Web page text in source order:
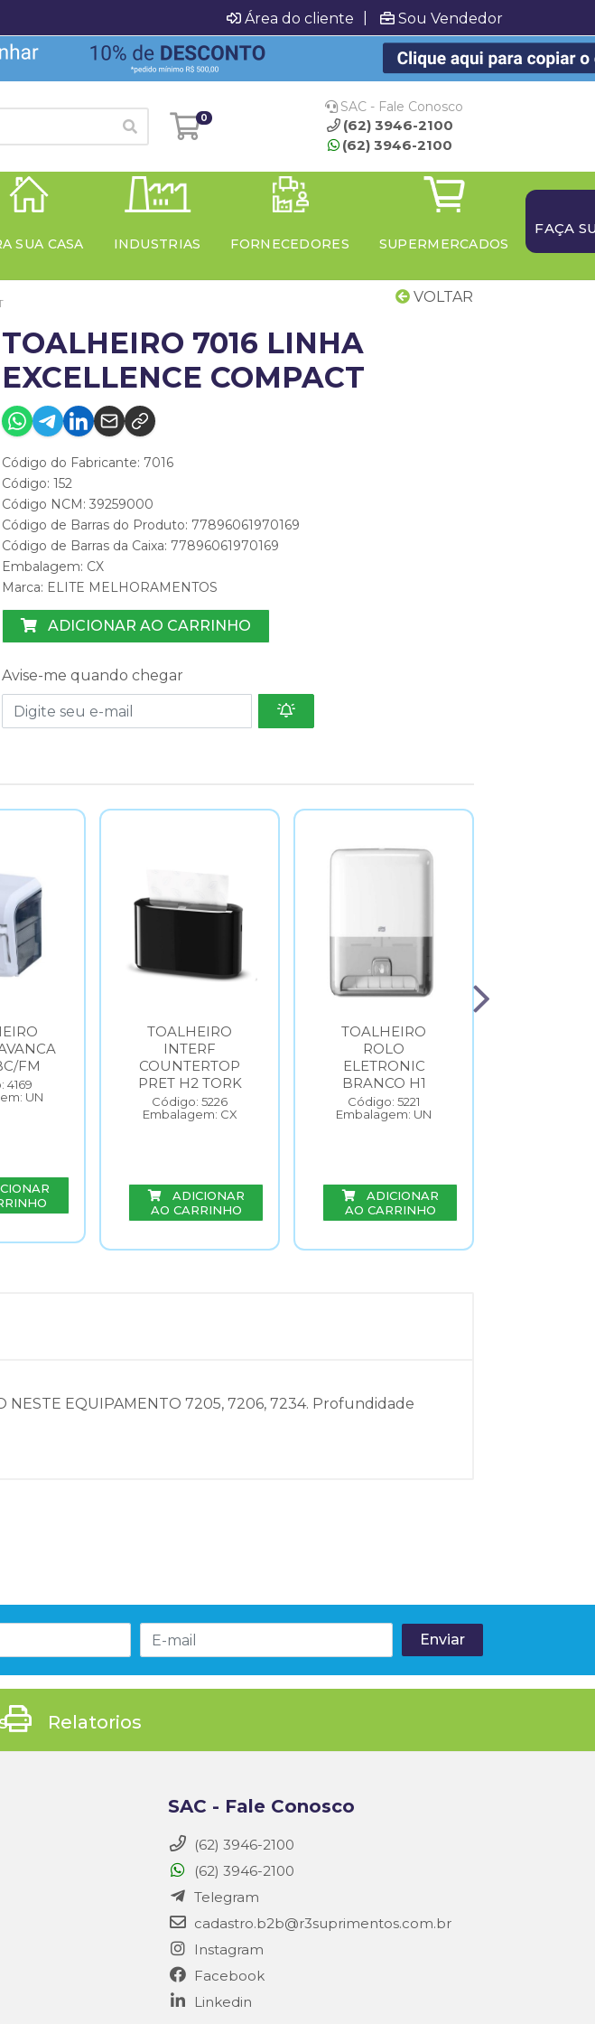
Área do cliente Sou Vendedor
0
SAC - Fale Conosco
(62) 3946-2100
(62) 3946-2100
SUA CASA INDUSTRIAS FORNECEDORES SUPERMERCADOS
FAÇA
VOLTAR
TOALHEIRO 7016 LINHA
EXCELLENCE COMPACT
Código do Fabricante: 7016
Código: 152
Código NCM: 39259000
Código de Barras do Produto: 77896061970169
Código de Barras da Caixa: 77896061970169
Embalagem: CX
Marca: ELITE MELHORAMENTOS
ADICIONAR AO CARRINHO
Avise-me quando chegar
FM
4169
UN
TOALHEIRO
INTERF
COUNTERTOP
PRET H2 TORK
Código: 5226
Embalagem: CX
ADICIONAR
AO CARRINHO
TOALHEIRO
ROLO
ELETRONIC
BRANCO H1
Código: 5221
Embalagem: UN
ADICIONAR
AO CARRINHO
NESTE EQUIPAMENTO 7205, 7206, 7234. Profundidade
Relatorios
SAC - Fale Conosco
(62) 3946-2100
(62) 3946-2100
Telegram
cadastro.b2b@r3suprimentos.com.br
Instagram
Facebook
Linkedin